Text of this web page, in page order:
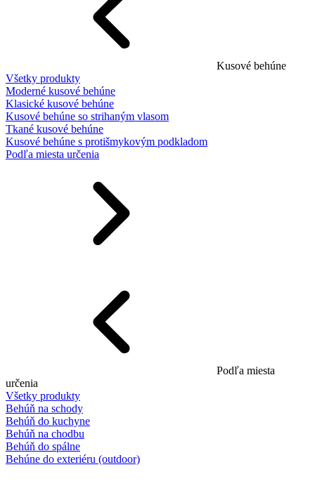
Kusové behúne
Všetky produkty
Moderné kusové behúne
Klasické kusové behúne
Kusové behúne so strihaným vlasom
Tkané kusové behúne
Kusové behúne s protišmykovým podkladom
Podľa miesta určenia
Podľa miesta
určenia
Všetky produkty
Behúň na schody
Behúň do kuchyne
Behúň na chodbu
Behúň do spálne
Behúne do exteriéru (outdoor)